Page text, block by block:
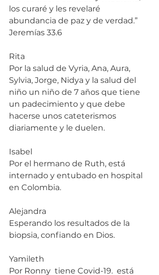
los curaré y les revelaré
abundancia de paz y de verdad.”
Jeremías 33.6
Rita
Por la salud de Vyria, Ana, Aura,
Sylvia, Jorge, Nidya y la salud del
niño un niño de 7 años que tiene
un padecimiento y que debe
hacerse unos cateterismos
diariamente y le duelen.
Isabel
Por el hermano de Ruth, está
internado y entubado en hospital
en Colombia.
Alejandra
Esperando los resultados de la
biopsia, confiando en Dios.
Yamileth
Por Ronny  tiene Covid-19.  está